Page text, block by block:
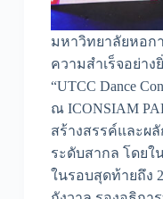
มหาวิทยาลัยหอก
ความสำเร็จอย่า
“UTCC Dance
ณ ICONSIAM
สร้างสรรค์และผ
ระดับสากล โดย
ในรอบสุดท้ายถึง